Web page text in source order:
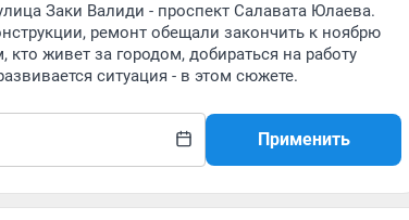
Заки Валиди - проспект Салавата Юлаева.
ремонт обещали закончить к ноябрю
живет за городом, добираться на работу
ситуация - в этом сюжете.
Применить